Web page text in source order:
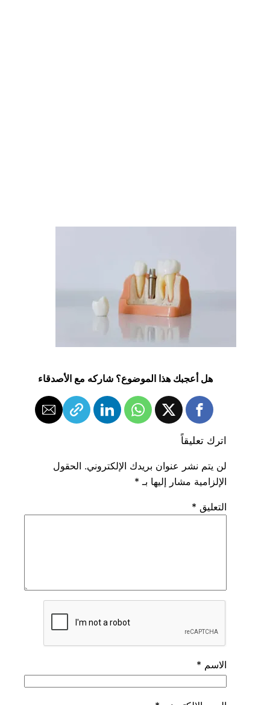
هل أعجبك هذا الموضوع؟ شاركه مع الأصدقاء
اترك تعليقاً
لن يتم نشر عنوان بريدك الإلكتروني. الحقول
الإلزامية مشار إليها بـ*
التعليق*
الاسم*